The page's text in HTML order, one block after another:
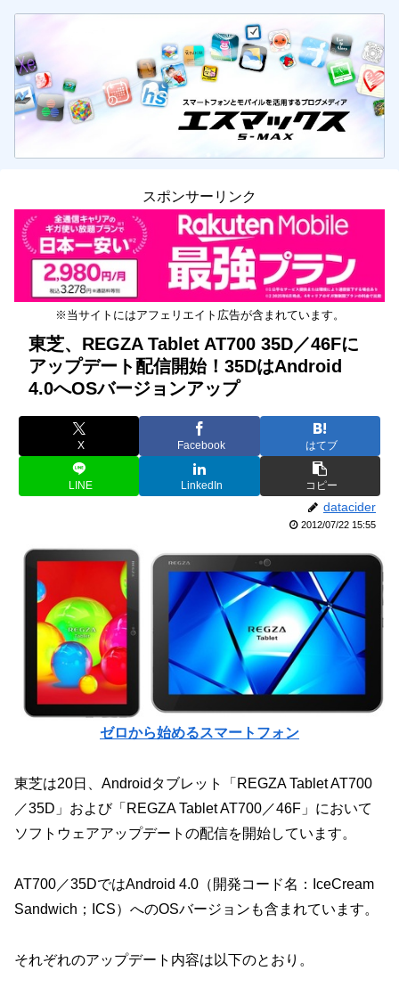
スポンサーリンク
※当サイトにはアフェリエイト広告が含まれています。
東芝、REGZA Tablet AT700 35D／46Fに
アップデート配信開始！35DはAndroid
4.0へOSバージョンアップ
X Facebook はてブ
LINE LinkedIn コピー
datacider
2012/07/22 15:55
ゼロから始めるスマートフォン
東芝は20日、Androidタブレット「REGZA Tablet AT700
／35D」および「REGZA Tablet AT700／46F」において
ソフトウェアアップデートの配信を開始しています。
AT700／35DではAndroid 4.0（開発コード名：IceCream
Sandwich；ICS）へのOSバージョンも含まれています。
それぞれのアップデート内容は以下のとおり。